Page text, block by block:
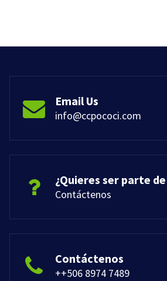
Email Us
info@ccpococi.com
¿Quieres ser parte
Contáctenos
Contáctenos
++506 8974 7489